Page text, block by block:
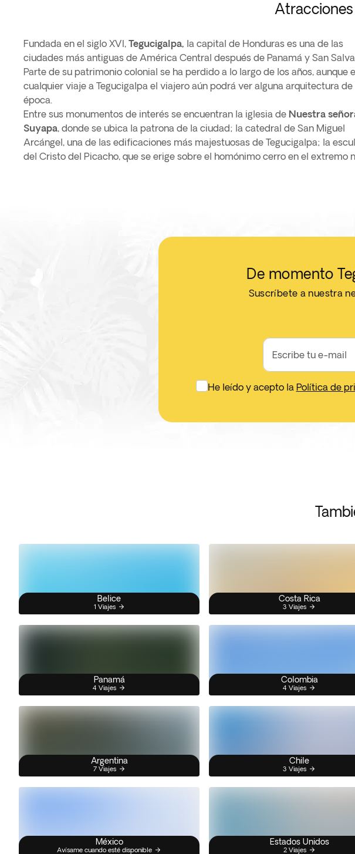
Atracciones
Fundada en el siglo XVI, Tegucigalpa, la capital de Honduras es una de las
ciudades más antiguas de América Central después de Panamá y San
Parte de su patrimonio colonial se ha perdido a lo largo de los años, aunque
cualquier viaje a Tegucigalpa el viajero aún podrá ver alguna arquitectura de
época.
Entre sus monumentos de interés se encuentran la iglesia de Nuestra
Suyapa, donde se ubica la patrona de la ciudad; la catedral de San Miguel
Arcángel, una de las edificaciones más majestuosas de Tegucigalpa; la
del Cristo del Picacho, que se erige sobre el homónimo cerro en el extremo
De momento
Suscríbete a nuestra
Escribe tu e-mail
He leído y acepto la Política de
Belice
1 Viajes
Costa Rica
3 Viajes
Panamá
4 Viajes
Colombia
4 Viajes
Argentina
7 Viajes
Chile
3 Viajes
México
Avísame cuando esté disponible
Estados Unidos
2 Viajes